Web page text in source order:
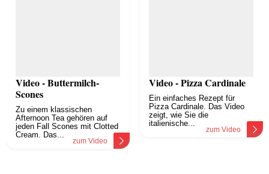
Video - Buttermilch-
Scones
Zu einem klassischen
Afternoon Tea gehören auf
jeden Fall Scones mit Clotted
Cream. Das...
zum Video
Video - Pizza Cardinale
Ein einfaches Rezept für
Pizza Cardinale. Das Video
zeigt, wie Sie die
italienische...
zum Video